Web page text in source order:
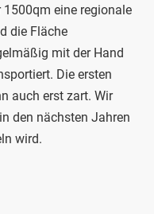
eine regionale
die Fläche
mit der Hand
Die ersten
auch erst zart. Wir
den nächsten Jahren
wird.